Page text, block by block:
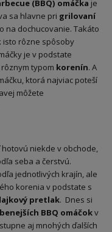
(BBQ) omáčka je
sa hlavne pri grilovaní
na dochucovanie. Takáto
isto rôzne spôsoby
je v podstate
typom korenín. A
ktorá najviac poteší
môžete
niekde v obchode,
seba a čerstvú.
jednotlivých krajín, ale
korenia v podstate s
pretlak. Dnes si
BBQ omáčokv
aj mnohých ďalších